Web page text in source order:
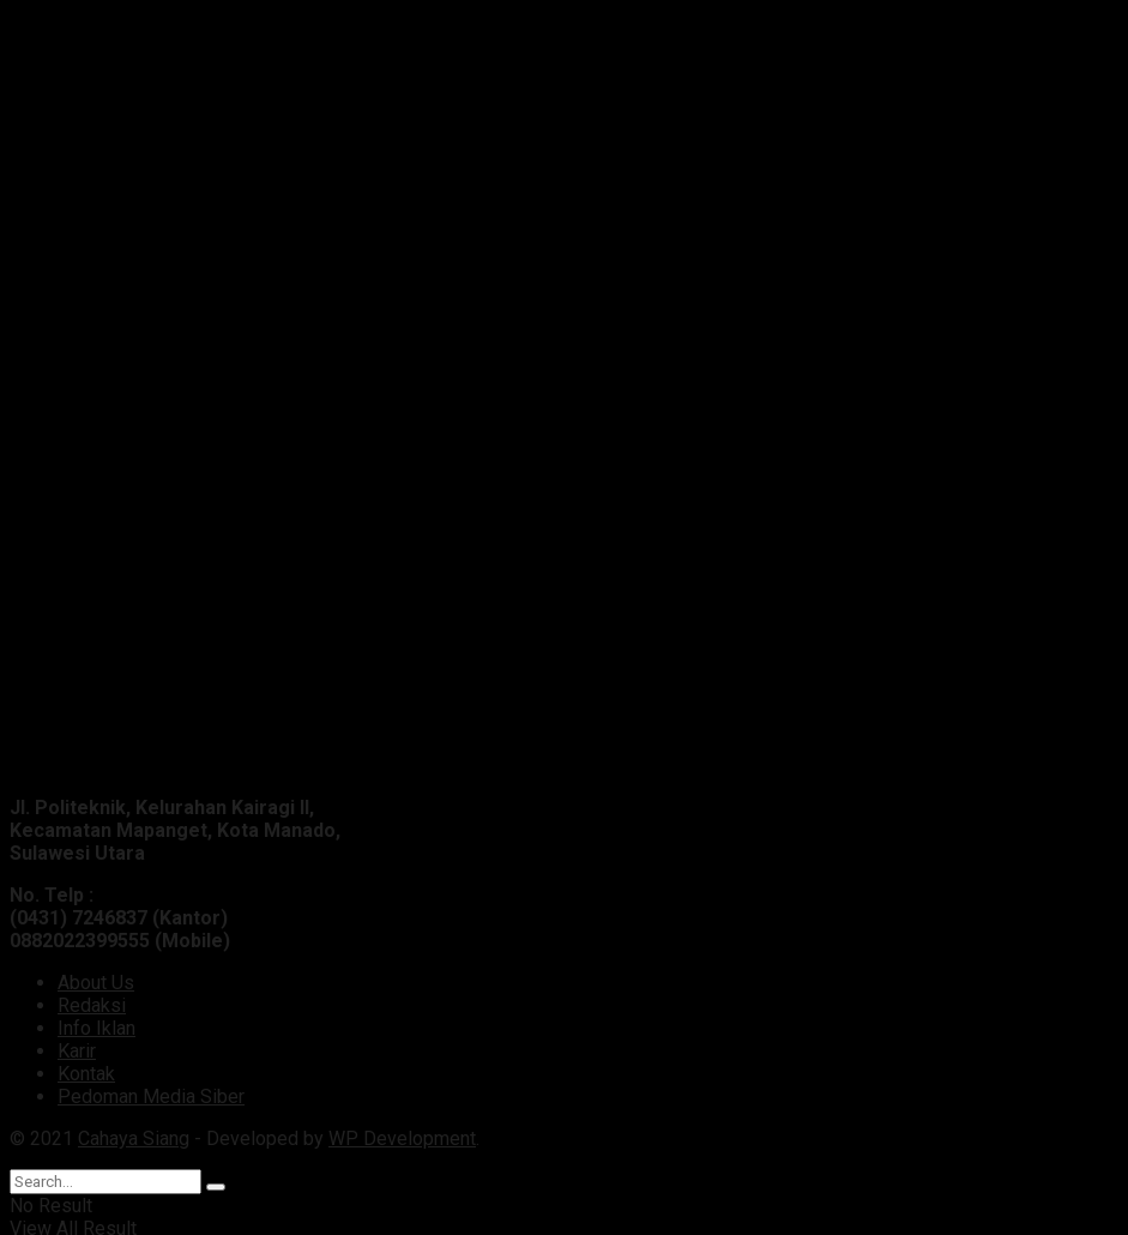
Jl. Politeknik, Kelurahan Kairagi II,
Kecamatan Mapanget, Kota Manado,
Sulawesi Utara
No. Telp :
(0431) 7246837 (Kantor)
0882022399555 (Mobile)
About Us
Redaksi
Info Iklan
Karir
Kontak
Pedoman Media Siber
© 2021 Cahaya Siang - Developed by WP Development
No Result
View All Result